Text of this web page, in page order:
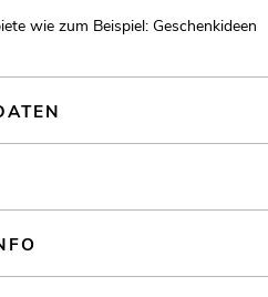
wie zum Beispiel: Geschenkideen